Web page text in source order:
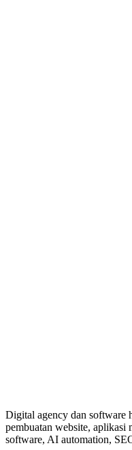
Digital agency dan software
pembuatan website, aplikasi
software, AI automation,